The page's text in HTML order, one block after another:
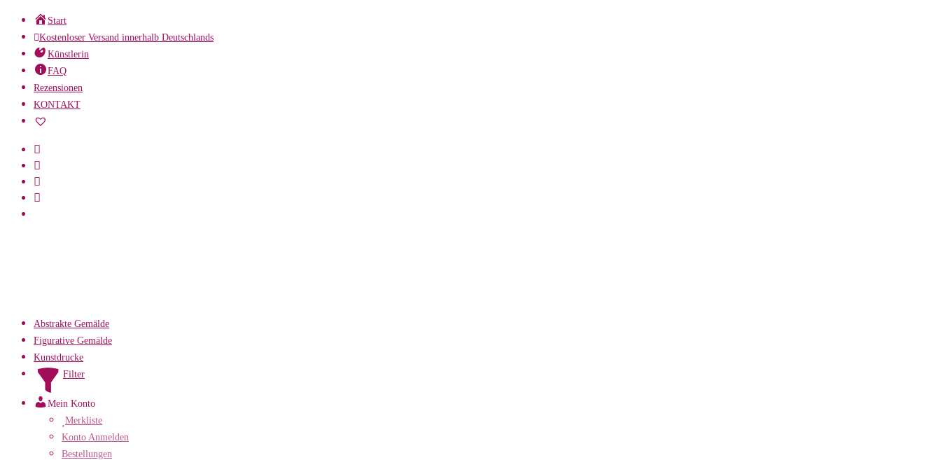
Zum
Inhalt
springen
Start
Kostenloser Versand innerhalb Deutschlands
Künstlerin
FAQ
Rezensionen
KONTAKT
Abstrakte Gemälde
Figurative Gemälde
Kunstdrucke
Filter
Mein Konto
Merkliste
Konto Anmelden
Bestellungen